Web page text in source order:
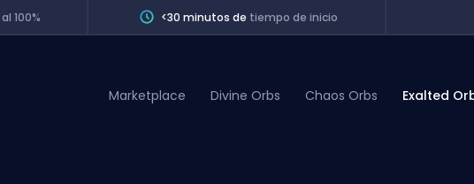
100% <30 minutos de tiempo de inicio
Marketplace Divine Orbs Chaos Orbs Exalted